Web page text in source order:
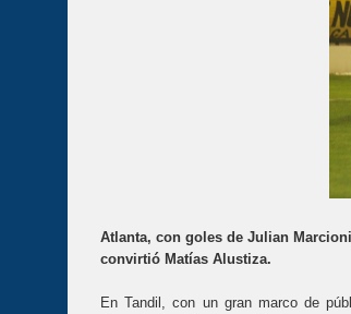
Atlanta, con goles de Julian
convirtió Matías Alustiza.
En Tandil, con un gran marco de